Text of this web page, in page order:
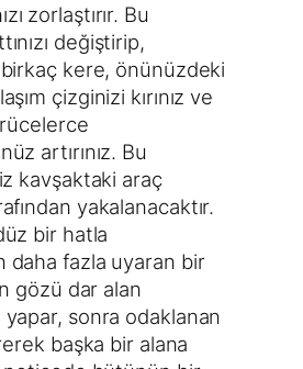
zorlaştırır. Bu
değiştirip,
kere, önünüzdeki
çizginizi kırınız ve
artırınız. Bu
kavşaktaki araç
yakalanacaktır.
bir hatla
daha fazla uyaran bir
gözü dar alan
yapar, sonra odaklanan
başka bir alana